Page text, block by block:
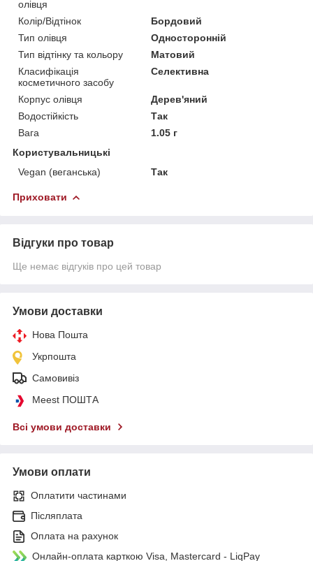
олівця
Колір/Відтінок
Бордовий
Тип олівця
Односторонній
Тип відтінку та кольору
Матовий
Класифікація
косметичного засобу
Селективна
Корпус олівця
Дерев'яний
Водостійкість
Так
Вага
1.05 г
Користувальницькі
Vegan (веганська)
Так
Приховати
Відгуки про товар
Ще немає відгуків про цей товар
Умови доставки
Нова Пошта
Укрпошта
Самовивіз
Meest ПОШТА
Всі умови доставки
Умови оплати
Оплатити частинами
Післяплата
Оплата на рахунок
Онлайн-оплата карткою Visa, Mastercard - LiqPay